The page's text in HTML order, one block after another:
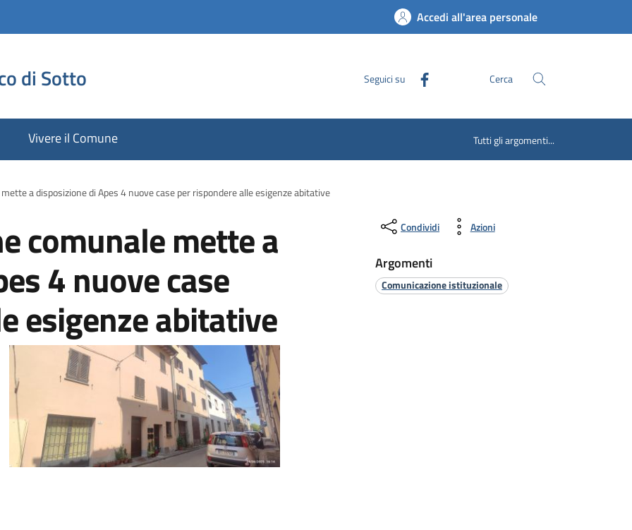
Accedi all'area personale
di Sotto Seguici su Cerca
Vivere il Comune Tutti gli argomenti...
a disposizione di Apes 4 nuove case per rispondere alle esigenze abitative
comunale mette a
4 nuove case
esigenze abitative
Condividi Azioni
Argomenti
Comunicazione istituzionale